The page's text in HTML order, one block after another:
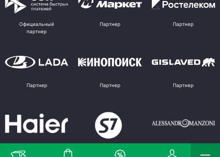
Официальный
партнер
Партнер Партнер
Партнер Партнер Партнер